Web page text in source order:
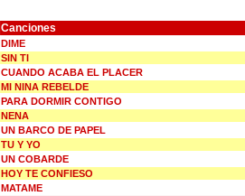
Canciones
DIME
SIN TI
CUANDO ACABA EL PLACER
MI NINA REBELDE
PARA DORMIR CONTIGO
NENA
UN BARCO DE PAPEL
TU Y YO
UN COBARDE
HOY TE CONFIESO
MATAME